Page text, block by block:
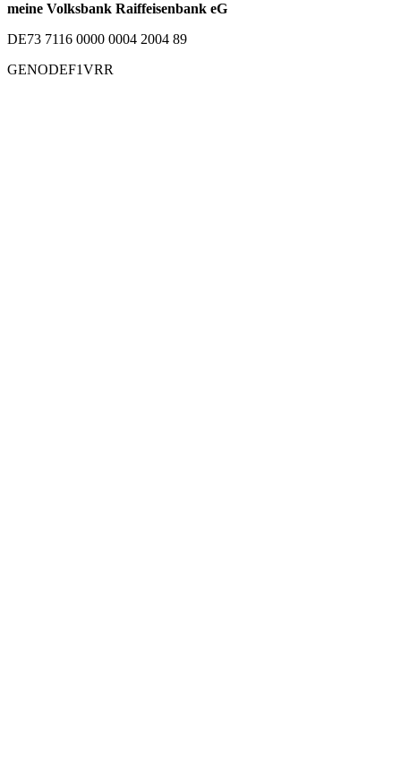
meine Volksbank Raiffeisenbank eG
DE73 7116 0000 0004 2004 89
GENODEF1VRR